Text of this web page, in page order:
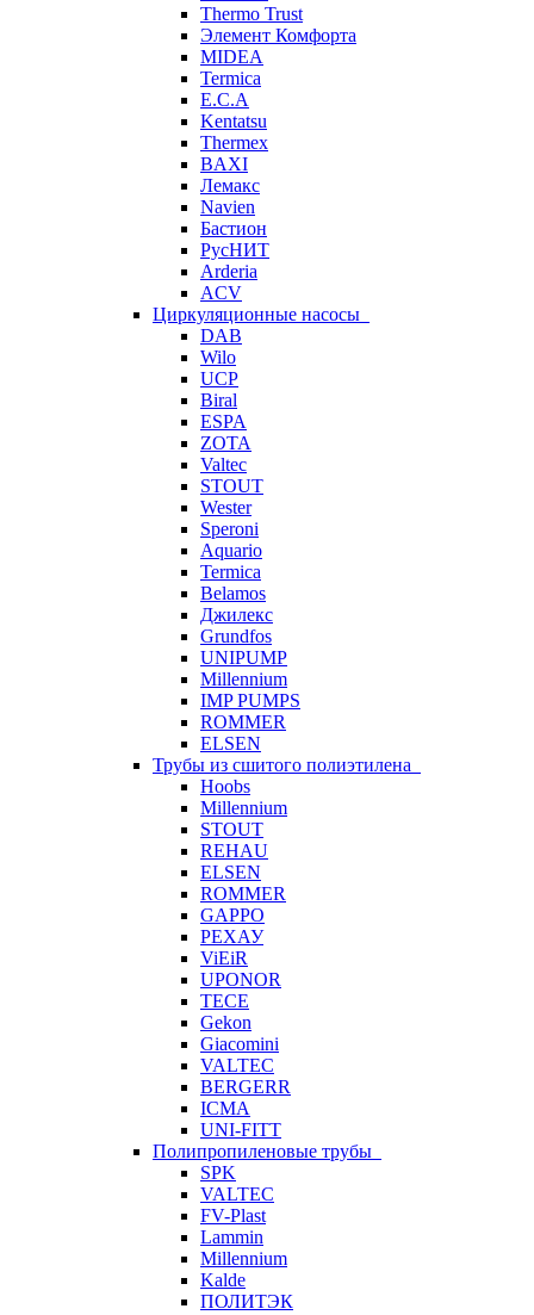
Thermo Trust
Элемент Комфорта
MIDEA
Termica
E.C.A
Kentatsu
Thermex
BAXI
Лемакс
Navien
Бастион
РусНИТ
Arderia
ACV
Циркуляционные насосы
DAB
Wilo
UCP
Biral
ESPA
ZOTA
Valtec
STOUT
Wester
Speroni
Aquario
Termica
Belamos
Джилекс
Grundfos
UNIPUMP
Millennium
IMP PUMPS
ROMMER
ELSEN
Трубы из сшитого полиэтилена
Hoobs
Millennium
STOUT
REHAU
ELSEN
ROMMER
GAPPO
РЕХАУ
ViEiR
UPONOR
TECE
Gekon
Giacomini
VALTEC
BERGERR
ICMA
UNI-FITT
Полипропиленовые трубы
SPK
VALTEC
FV-Plast
Lammin
Millennium
Kalde
ПОЛИТЭК